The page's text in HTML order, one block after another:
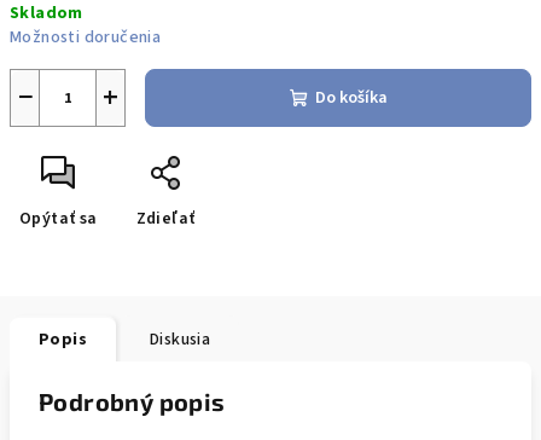
cena:
Skladom
Možnosti doručenia
+
− Do košíka
Opýtať sa Zdieľať
Popis Diskusia
Podrobný popis